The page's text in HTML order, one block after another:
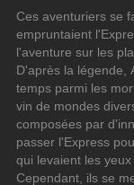
Ces aventuriers se
empruntaient
l'aventure sur les
D'après la légende,
temps parmi les
vin de mondes
composées par
passer l'Express
qui levaient les
Cependant, ils se